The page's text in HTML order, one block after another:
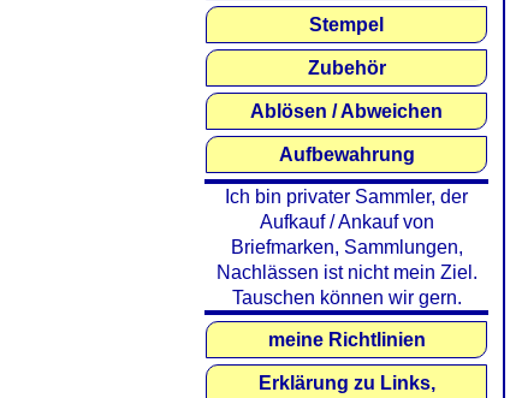
Stempel
Zubehör
Ablösen / Abweichen
Aufbewahrung
Ich bin privater Sammler, der
Aufkauf / Ankauf von
Briefmarken, Sammlungen,
Nachlässen ist nicht mein Ziel.
Tauschen können wir gern.
meine Richtlinien
Erklärung zu Links,